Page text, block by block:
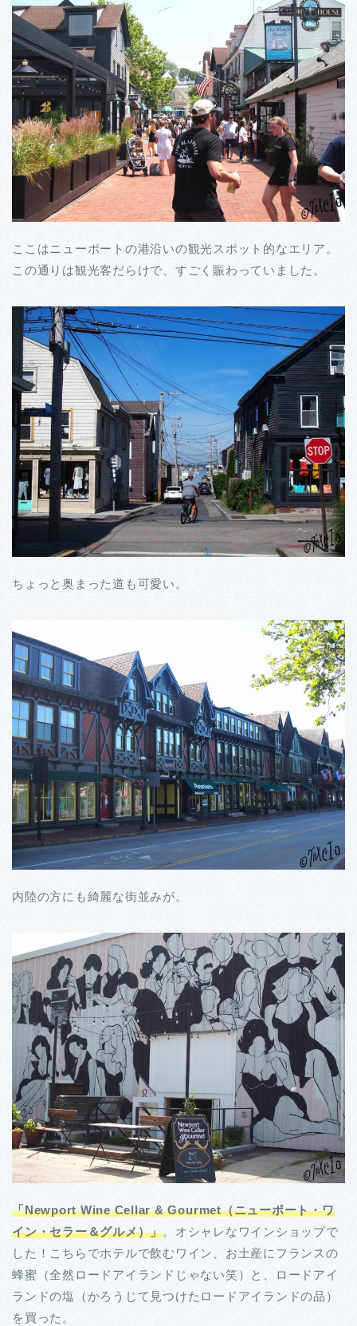
ここはニューポートの港沿いの観光スポット的なエリア。
この通りは観光客だらけで、すごく賑わっていました。
ちょっと奥まった道も可愛い。
内陸の方にも綺麗な街並みが。
「Newport Wine Cellar & Gourmet（ニューポート・ワ
イン・セラー＆グルメ）」。オシャレなワインショップで
した！こちらでホテルで飲むワイン、お土産にフランスの
蜂蜜（全然ロードアイランドじゃない笑）と、ロードアイ
ランドの塩（かろうじて見つけたロードアイランドの品）
を買った。